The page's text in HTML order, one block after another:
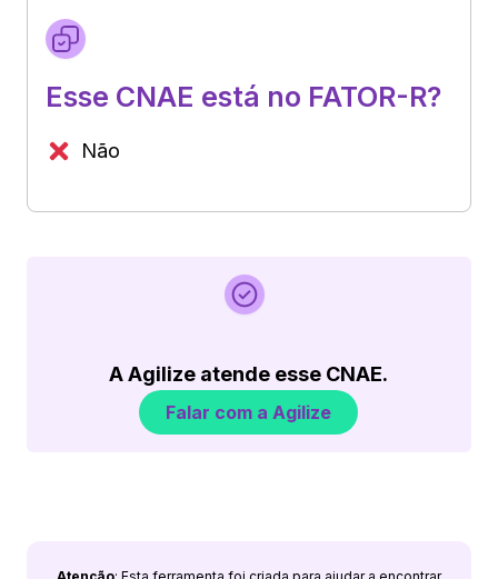
Esse CNAE está no FATOR-R?
Não
A Agilize atende esse CNAE.
Falar com a Agilize